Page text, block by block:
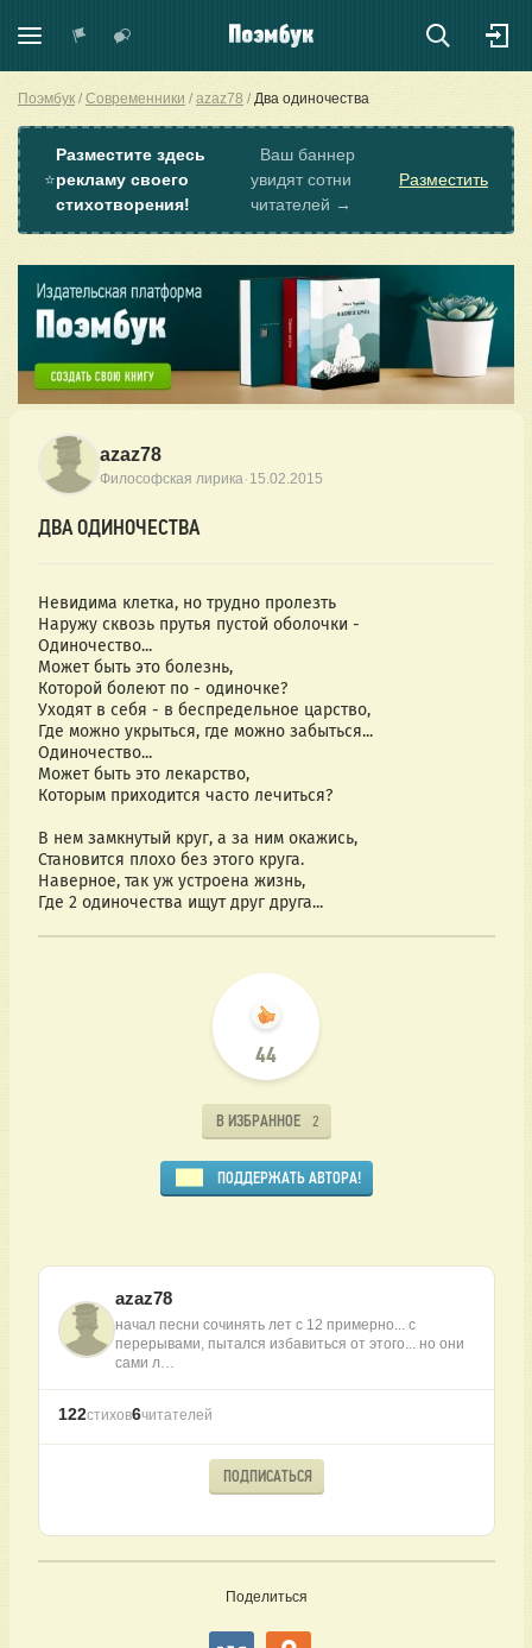
Поэмбук Современники azaz78 Два одиночества
⭐
Разместите здесь
рекламу своего
стихотворения!
Ваш баннер
увидят сотни
читателей →
Разместить
azaz78
Философская лирика· 15.02.2015
ДВА ОДИНОЧЕСТВА
Невидима клетка, но трудно пролезть
Наружу сквозь прутья пустой оболочки -
Одиночество...
Может быть это болезнь,
Которой болеют по - одиночке?
Уходят в себя - в беспредельное царство,
Где можно укрыться, где можно забыться...
Одиночество...
Может быть это лекарство,
Которым приходится часто лечиться?
В нем замкнутый круг, а за ним окажись,
Становится плохо без этого круга.
Наверное, так уж устроена жизнь,
Где 2 одиночества ищут друг друга...
44
В ИЗБРАННОЕ 2
ПОДДЕРЖАТЬ АВТОРА!
azaz78
начал песни сочинять лет с 12 примерно... с
перерывами, пытался избавиться от этого... но они
сами л…
122стихов6читателей
ПОДПИСАТЬСЯ
Поделиться